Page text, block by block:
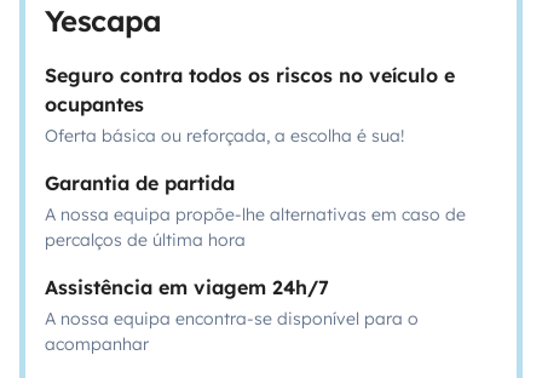
Yescapa
Seguro contra todos os riscos no veículo e
ocupantes
Oferta básica ou reforçada, a escolha é sua!
Garantia de partida
A nossa equipa propõe-lhe alternativas em caso de
percalços de última hora
Assistência em viagem 24h/7
A nossa equipa encontra-se disponível para o
acompanhar